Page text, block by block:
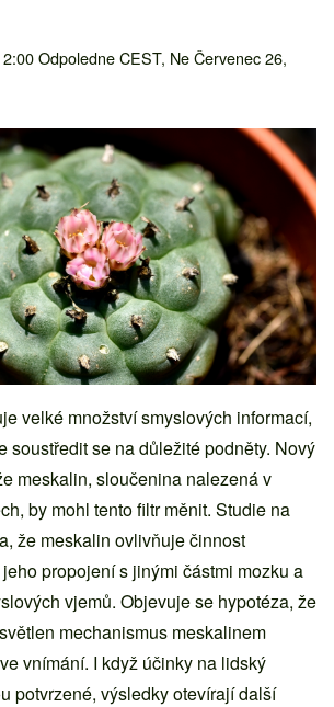
Odpoledne CEST, Ne Červenec 26,
velké množství smyslových informací,
soustředit se na důležité podněty. Nový
meskalin, sloučenina nalezená v
by mohl tento filtr měnit. Studie na
že meskalin ovlivňuje činnost
propojení s jinými částmi mozku a
vjemů. Objevuje se hypotéza, že
mechanismus meskalinem
vnímání. I když účinky na lidský
potvrzené, výsledky otevírají další